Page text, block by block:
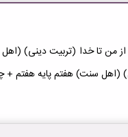
از من تا خدا (تربیت دینی)
سنت) هفتم پایه هفتم + چاپ 1404-